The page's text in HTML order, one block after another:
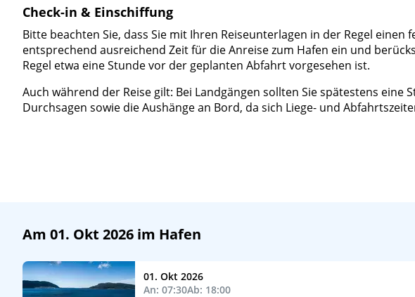
Check-in & Einschiffung
Bitte beachten Sie, dass Sie mit Ihren Reiseunterlagen in der Regel
entsprechend ausreichend Zeit für die Anreise zum Hafen ein und
Regel etwa eine Stunde vor der geplanten Abfahrt vorgesehen ist.
Auch während der Reise gilt: Bei Landgängen sollten Sie spätestens
Durchsagen sowie die Aushänge an Bord, da sich Liege- und
Am 01. Okt 2026 im Hafen
01. Okt 2026
An: 07:30Ab: 18:00